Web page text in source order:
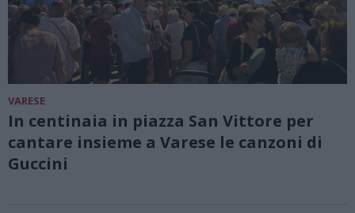
VARESE
In centinaia in piazza San Vittore per
cantare insieme a Varese le canzoni di
Guccini